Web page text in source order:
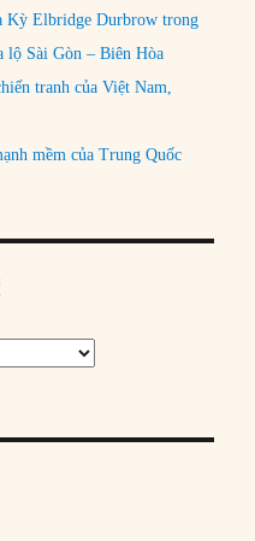
Kỳ Elbridge Durbrow trong
lộ Sài Gòn – Biên Hòa
tranh của Việt Nam,
mềm của Trung Quốc